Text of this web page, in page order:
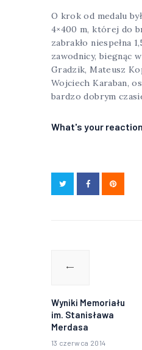
O krok od medalu
4×400 m, której do
zabrakło niespełna
zawodnicy, biegnąc
Gradzik, Mateusz
Wojciech Karaban,
bardzo dobrym
What's your
Wyniki Memoriału
im. Stanisława
Merdasa
13 czerwca 2014